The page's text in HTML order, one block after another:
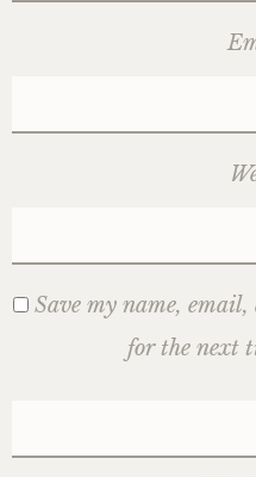
Save my name,
for the next